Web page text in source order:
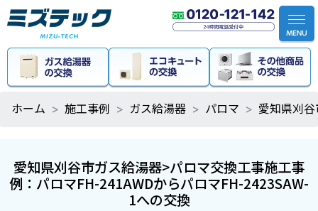
ホーム 施工事例 ガス給湯器 パロマ 愛知県刈
愛知県刈谷市ガス給湯器>パロマ交換工事施工事
例：パロマFH-241AWDからパロマFH-2423SAW-
1への交換